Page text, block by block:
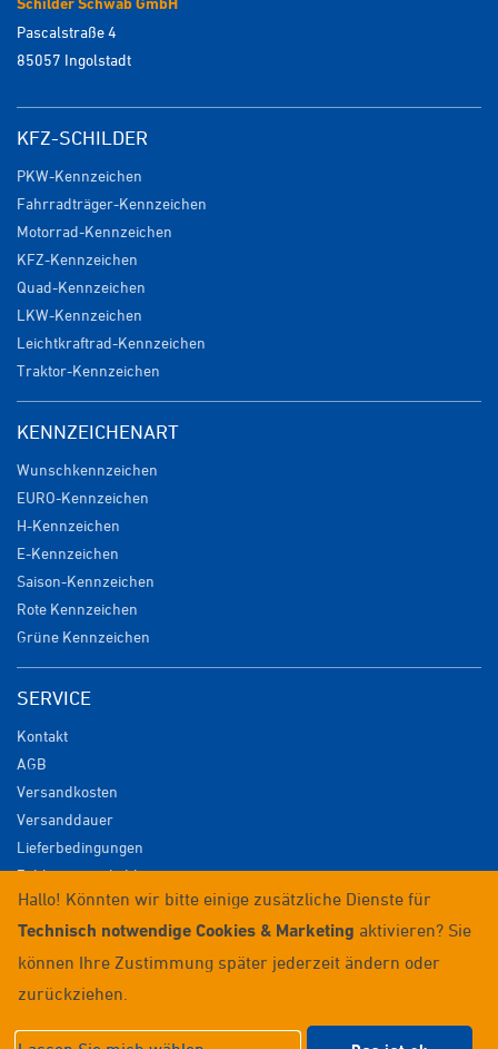
Pascalstraße 4
85057 Ingolstadt
KFZ-SCHILDER
PKW-Kennzeichen
Fahrradträger-Kennzeichen
Motorrad-Kennzeichen
KFZ-Kennzeichen
Quad-Kennzeichen
LKW-Kennzeichen
Leichtkraftrad-Kennzeichen
Traktor-Kennzeichen
KENNZEICHENART
Wunschkennzeichen
EURO-Kennzeichen
H-Kennzeichen
E-Kennzeichen
Saison-Kennzeichen
Rote Kennzeichen
Grüne Kennzeichen
SERVICE
Kontakt
AGB
Versandkosten
Versanddauer
Lieferbedingungen
Zahlungsmöglichkeiten
Datenschutz
Impressum
Widerrufsrecht
Anmelden / Registrieren
© 2026 Wunschkennzeichenversand
Hallo! Könnten wir bitte einige zusätzliche Dienste für
Technisch notwendige Cookies & Marketing aktivieren? Sie
können Ihre Zustimmung später jederzeit ändern oder
zurückziehen.